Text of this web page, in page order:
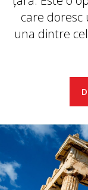
care
una dintre